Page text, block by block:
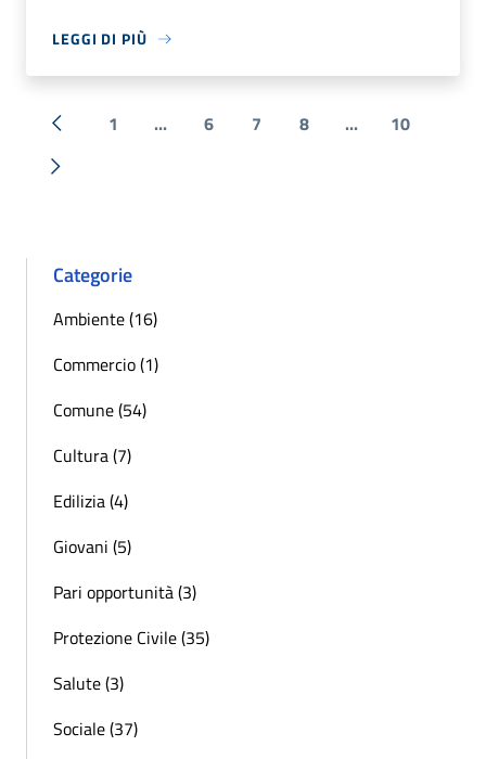
LEGGI DI PIÙ
« Precedente
1 ... 6 7 8 ... 10
Successiva »
Categorie
Ambiente (16)
Commercio (1)
Comune (54)
Cultura (7)
Edilizia (4)
Giovani (5)
Pari opportunità (3)
Protezione Civile (35)
Salute (3)
Sociale (37)